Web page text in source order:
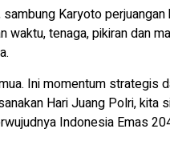
sambung Karyoto perjuangan
waktu, tenaga, pikiran dan
Ini momentum strategis
Hari Juang Polri, kita
Indonesia Emas